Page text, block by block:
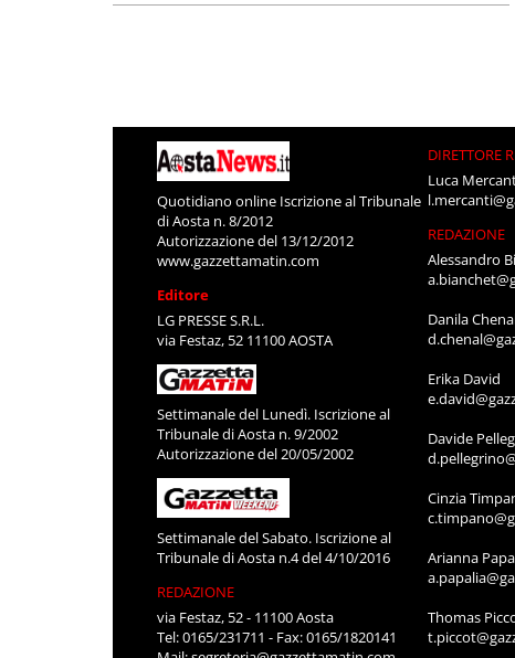
Quotidiano online Iscrizione al Tribunale
di Aosta n. 8/2012
Autorizzazione del 13/12/2012
www.gazzettamatin.com
Editore
LG PRESSE S.R.L.
via Festaz, 52 11100 AOSTA
Settimanale del Lunedì. Iscrizione al
Tribunale di Aosta n. 9/2002
Autorizzazione del 20/05/2002
Settimanale del Sabato. Iscrizione al
Tribunale di Aosta n.4 del 4/10/2016
REDAZIONE
via Festaz, 52 - 11100 Aosta
Tel: 0165/231711 - Fax: 0165/1820141
DIRETTORE
Luca
REDAZIONE
Alessandro
Danila
Erika David
Davide
Cinzia
Arianna
Thomas